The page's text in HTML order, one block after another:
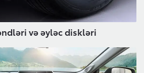
və əyləc diskləri